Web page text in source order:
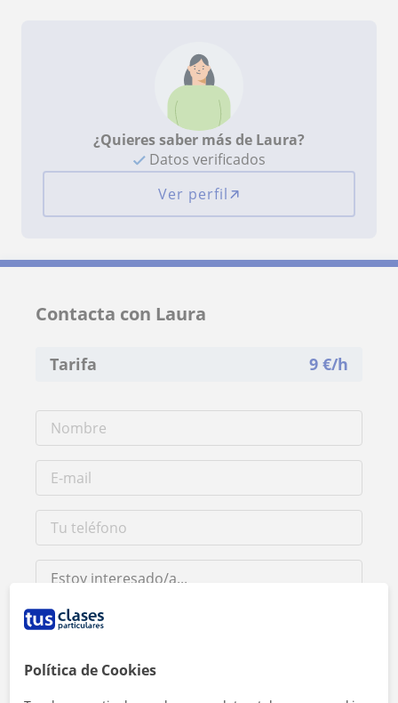
¿Quieres saber más de Laura?
Datos verificados
Ver perfil
Contacta con Laura
Tarifa 9 €/h
Al hacer clic, aceptas nuestro
Política de Cookies